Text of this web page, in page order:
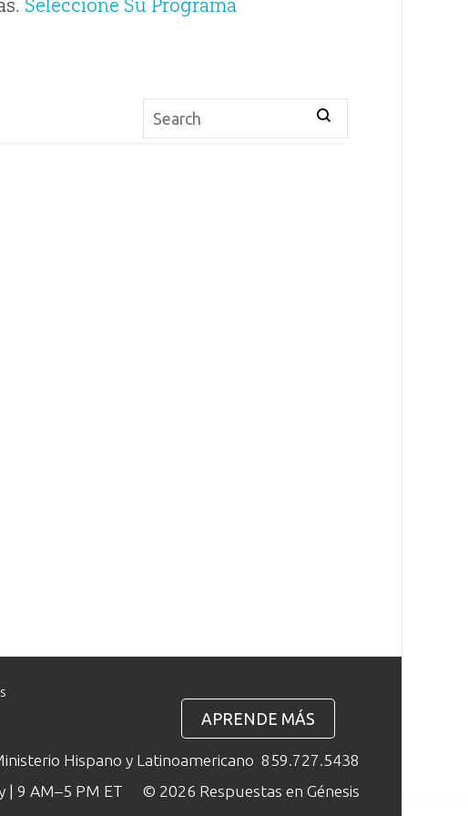
Seleccione Su Programa
APRENDE MÁS
Hispano y Latinoamericano 859.727.5438
| 9 AM–5 PM ET
© 2026 Respuestas en Génesis